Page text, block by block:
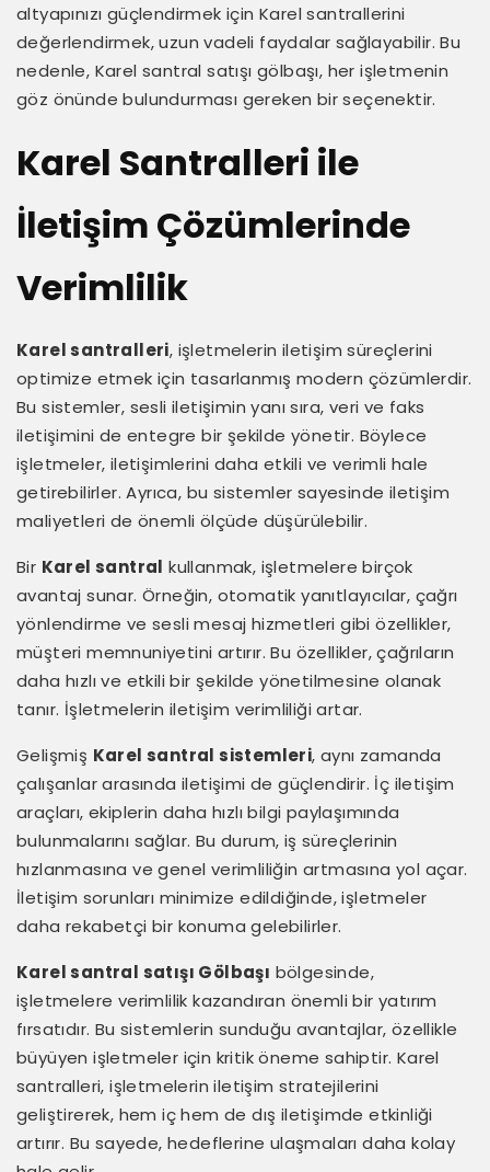
altyapınızı güçlendirmek için Karel santrallerini
değerlendirmek, uzun vadeli faydalar sağlayabilir. Bu
nedenle, Karel santral satışı gölbaşı, her işletmenin
göz önünde bulundurması gereken bir seçenektir.
Karel Santralleri ile
İletişim Çözümlerinde
Verimlilik
Karel santralleri, işletmelerin iletişim süreçlerini
optimize etmek için tasarlanmış modern çözümlerdir.
Bu sistemler, sesli iletişimin yanı sıra, veri ve faks
iletişimini de entegre bir şekilde yönetir. Böylece
işletmeler, iletişimlerini daha etkili ve verimli hale
getirebilirler. Ayrıca, bu sistemler sayesinde iletişim
maliyetleri de önemli ölçüde düşürülebilir.
Bir Karel santral kullanmak, işletmelere birçok
avantaj sunar. Örneğin, otomatik yanıtlayıcılar, çağrı
yönlendirme ve sesli mesaj hizmetleri gibi özellikler,
müşteri memnuniyetini artırır. Bu özellikler, çağrıların
daha hızlı ve etkili bir şekilde yönetilmesine olanak
tanır. İşletmelerin iletişim verimliliği artar.
Gelişmiş Karel santral sistemleri, aynı zamanda
çalışanlar arasında iletişimi de güçlendirir. İç iletişim
araçları, ekiplerin daha hızlı bilgi paylaşımında
bulunmalarını sağlar. Bu durum, iş süreçlerinin
hızlanmasına ve genel verimliliğin artmasına yol açar.
İletişim sorunları minimize edildiğinde, işletmeler
daha rekabetçi bir konuma gelebilirler.
Karel santral satışı Gölbaşı bölgesinde,
işletmelere verimlilik kazandıran önemli bir yatırım
fırsatıdır. Bu sistemlerin sunduğu avantajlar, özellikle
büyüyen işletmeler için kritik öneme sahiptir. Karel
santralleri, işletmelerin iletişim stratejilerini
geliştirerek, hem iç hem de dış iletişimde etkinliği
artırır. Bu sayede, hedeflerine ulaşmaları daha kolay